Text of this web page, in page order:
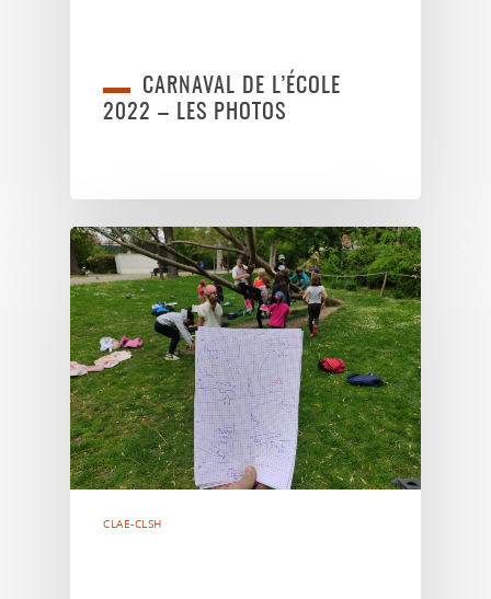
CARNAVAL DE L’ÉCOLE
2022 – LES PHOTOS
CLAE-CLSH